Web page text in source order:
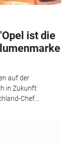
ist die
auf der
in Zukunft
Chef...